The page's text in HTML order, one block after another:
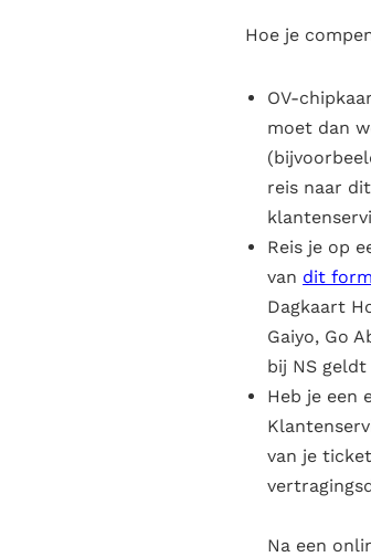
Hoe je
OV-
moet dan
reis naar
Reis je op
van dit
Dagkaart
Gaiyo, Go
bij NS
Heb je een
van je
Na een